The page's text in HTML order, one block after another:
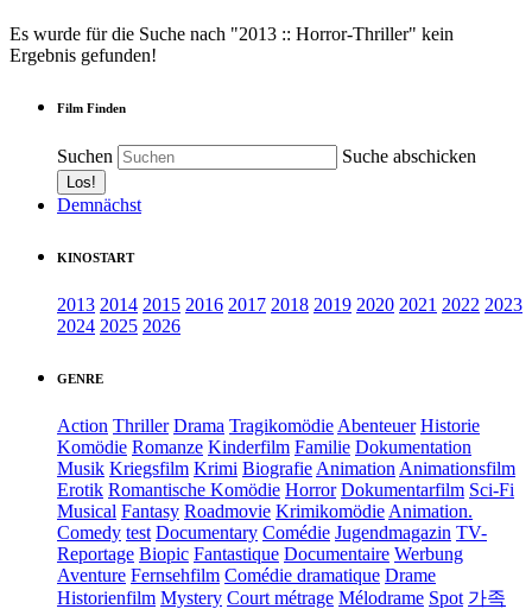
Es wurde für die Suche nach "2013 :: Horror-Thriller" kein
Ergebnis gefunden!
Film Finden
Suchen Suche abschicken
Demnächst
KINOSTART
2013 2014 2015 2016 2017 2018 2019 2020 2021 2022 2023
2024 2025 2026
GENRE
Action Thriller Drama Tragikomödie Abenteuer Historie
Komödie Romanze Kinderfilm Familie Dokumentation
Musik Kriegsfilm Krimi Biografie Animation Animationsfilm
Erotik Romantische Komödie Horror Dokumentarfilm Sci-Fi
Musical Fantasy Roadmovie Krimikomödie Animation.
Comedy test Documentary Comédie Jugendmagazin TV-
Reportage Biopic Fantastique Documentaire Werbung
Aventure Fernsehfilm Comédie dramatique Drame
Historienfilm Mystery Court métrage Mélodrame Spot 가족